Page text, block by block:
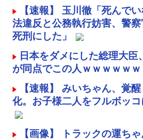
【速報】 玉川徹「死んで
法違反と公務執行妨害、警
死刑にした」
日本をダメにした総理大臣
が同点でこの人ｗｗｗｗｗｗ
【速報】 みいちゃん、覚
化。お子様二人をフルボッコ
【画像】 トラックの運ち